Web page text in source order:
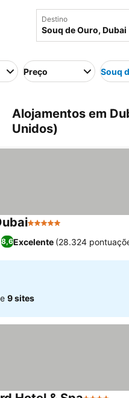
Destino
Preço Souq
Alojamentos em
Unidos)
5 Estrelas
8,6Excelente (28.324
9 sites